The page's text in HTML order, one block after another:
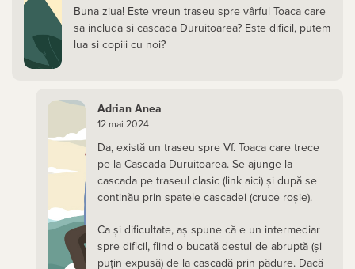
Buna ziua! Este vreun traseu spre vârful Toaca care
sa includa si cascada Duruitoarea? Este dificil, putem
lua si copiii cu noi?
Adrian Anea
12 mai 2024
Da, există un traseu spre Vf. Toaca care trece
pe la Cascada Duruitoarea. Se ajunge la
cascada pe traseul clasic (link aici) și după se
continău prin spatele cascadei (cruce roșie).
Ca și dificultate, aș spune că e un intermediar
spre dificil, fiind o bucată destul de abruptă (și
puțin expusă) de la cascadă prin pădure. Dacă